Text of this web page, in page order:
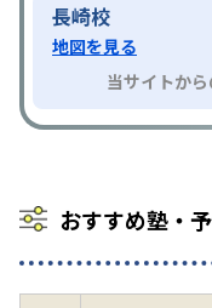
長崎校
地図を見る
当サイトか
おすすめ塾・